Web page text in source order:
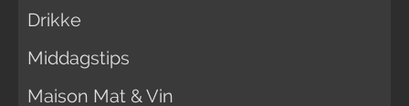
Drikke
Middagstips
Maison Mat & Vin